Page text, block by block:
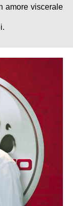
amore viscerale